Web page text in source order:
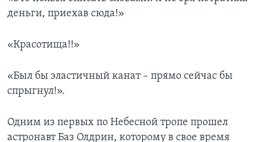
деньги, приехав сюда!»
«Красотища!!»
«Был бы эластичный канат – прямо сейчас бы
спрыгнул!».
Одним из первых по Небесной тропе прошел
астронавт Баз Олдрин, которому в свое время